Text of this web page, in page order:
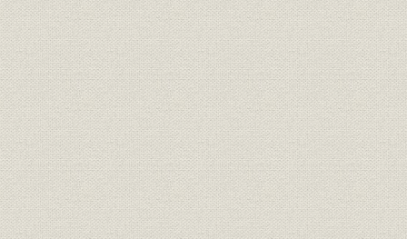
1 行賞
2 罰則および懲戒規定
第4 養成
1 工部省の技術者養成
2 鉄道局の技術者養成
第5 服制